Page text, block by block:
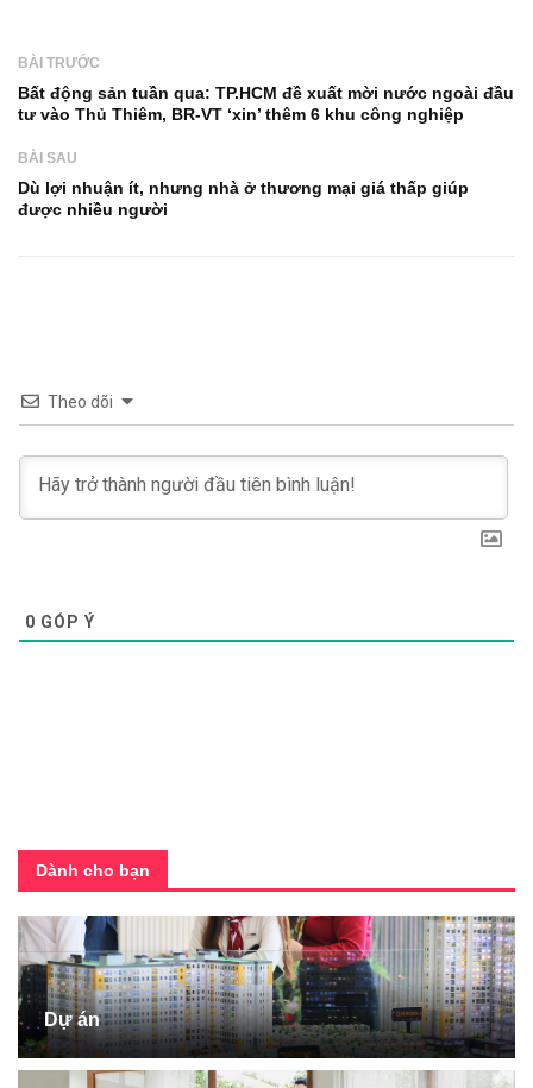
BÀI TRƯỚC
Bất động sản tuần qua: TP.HCM đề xuất mời nước ngoài đầu
tư vào Thủ Thiêm, BR-VT ‘xin’ thêm 6 khu công nghiệp
BÀI SAU
Dù lợi nhuận ít, nhưng nhà ở thương mại giá thấp giúp
được nhiều người
Theo dõi
0 GÓP Ý
Dành cho bạn
Dự án